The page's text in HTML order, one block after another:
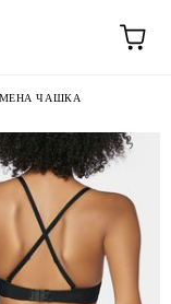
ЧАШКА